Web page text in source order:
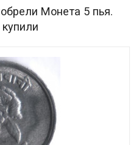
Монета 5 пья.